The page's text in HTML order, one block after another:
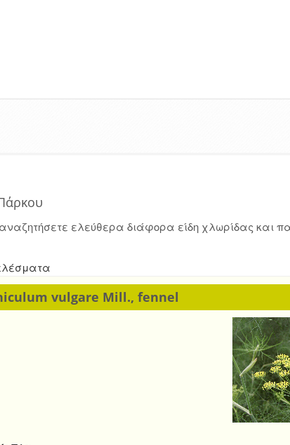
ελεύθερα διάφορα είδη χλωρίδας και
vulgare Mill., fennel